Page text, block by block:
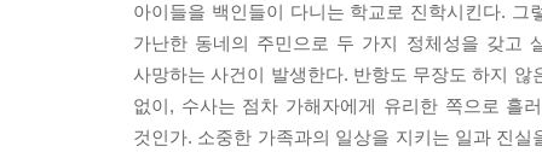
난 칼릴이 억지로 마약을 팔았다고 세상이 알게 하
일한 이유고, 그는 한 번도 그런 삶을 살고 싶어
이해가 가지 않아요. 미디어는 항상 그가 했을 법
소 받을 수 있는 건가요?” --- p.294
아이들을 백인들이 다니는 학교로 진학시킨다.
가난한 동네의 주민으로 두 가지 정체성을 갖고
사망하는 사건이 발생한다. 반항도 무장도 하지
없이, 수사는 점차 가해자에게 유리한 쪽으로 흘
것인가. 소중한 가족과의 일상을 지키는 일과 진